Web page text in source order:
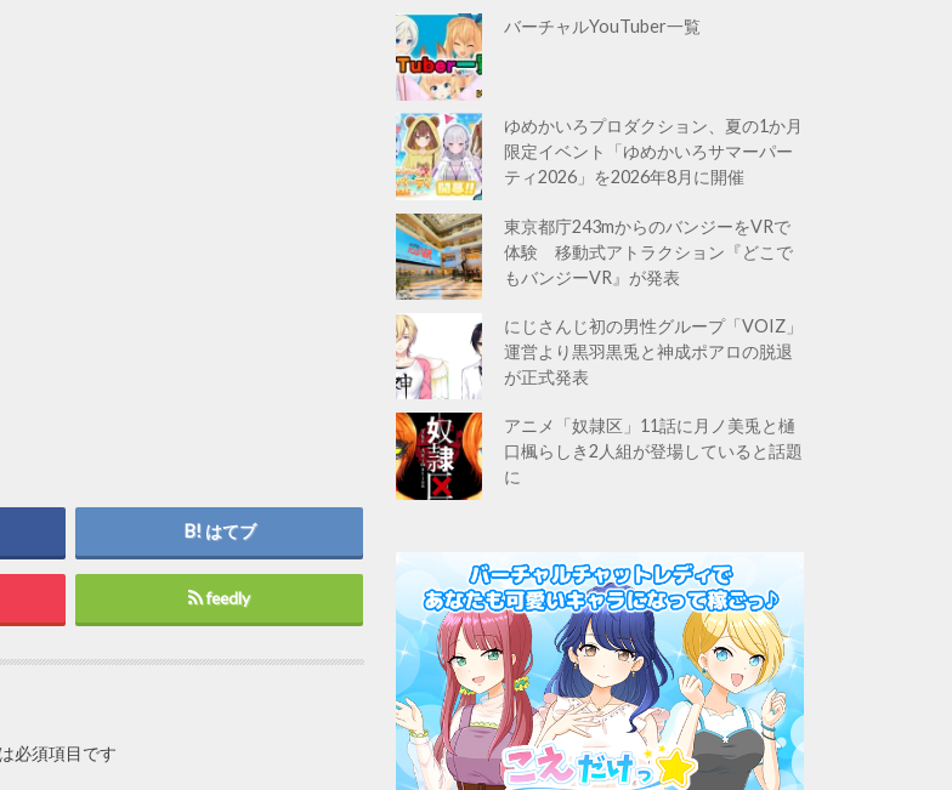
はてブ
feedly
必須項目です
バーチャルYouTuber一覧
ゆめかいろプロダクション、夏の1か月
限定イベント「ゆめかいろサマーパー
ティ2026」を2026年8月に開催
東京都庁243mからのバンジーをVRで
体験 移動式アトラクション『どこで
もバンジーVR』が発表
にじさんじ初の男性グループ「VOIZ」
運営より黒羽黒兎と神成ポアロの脱退
が正式発表
アニメ「奴隷区」11話に月ノ美兎と樋
口楓らしき2人組が登場していると話題
に